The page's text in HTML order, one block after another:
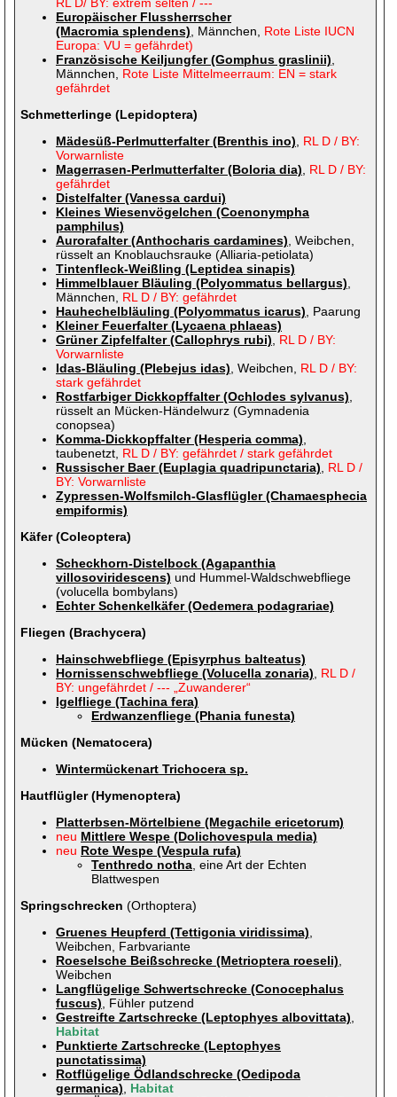
Europäischer Flussherrscher
(Macromia splendens) , Männchen, Rote Liste IUCN
Europa: VU = gefährdet)
Französische Keiljungfer (Gomphus graslinii)
Männchen, Rote Liste Mittelmeerraum: EN = stark
gefährdet
Schmetterlinge (Lepidoptera)
Mädesüß-Perlmutterfalter (Brenthis ino)
RL D / BY:
Vorwarnliste
Magerrasen-Perlmutterfalter (Boloria dia)
RL D / BY:
gefährdet
Distelfalter (Vanessa cardui)
Kleines Wiesenvögelchen (Coenonympha
pamphilus)
Aurorafalter (Anthocharis cardamines) , Weibchen,
rüsselt an Knoblauchsrauke (Alliaria-petiolata)
Tintenfleck-Weißling (Leptidea sinapis)
Himmelblauer Bläuling (Polyommatus bellargus)
Männchen, RL D / BY: gefährdet
Hauhechelbläuling (Polyommatus icarus) , Paarung
Kleiner Feuerfalter (Lycaena phlaeas)
Grüner Zipfelfalter (Callophrys rubi)
RL D / BY:
Vorwarnliste
Idas-Bläuling (Plebejus idas) , Weibchen, RL D / BY:
stark gefährdet
Rostfarbiger Dickkopffalter (Ochlodes sylvanus)
rüsselt an Mücken-Händelwurz (Gymnadenia
conopsea)
Komma-Dickkopffalter (Hesperia comma)
taubenetzt, RL D / BY: gefährdet / stark gefährdet
Russischer Baer (Euplagia quadripunctaria)
RL D /
BY: Vorwarnliste
Zypressen-Wolfsmilch-Glasflügler (Chamaesphecia
empiformis)
Käfer (Coleoptera)
Scheckhorn-Distelbock (Agapanthia
villosoviridescens) und Hummel-Waldschwebfliege
(volucella bombylans)
Echter Schenkelkäfer (Oedemera podagrariae)
Fliegen (Brachycera)
Hainschwebfliege (Episyrphus balteatus)
Hornissenschwebfliege (Volucella zonaria)
RL D /
BY: ungefährdet / --- „Zuwanderer“
Igelfliege (Tachina fera)
Erdwanzenfliege (Phania funesta)
Mücken (Nematocera)
Wintermückenart Trichocera sp.
Hautflügler (Hymenoptera)
Platterbsen-Mörtelbiene (Megachile ericetorum)
neu Mittlere Wespe (Dolichovespula media)
neu Rote Wespe (Vespula rufa)
Tenthredo notha , eine Art der Echten
Blattwespen
Springschrecken (Orthoptera)
Gruenes Heupferd (Tettigonia viridissima)
Weibchen, Farbvariante
Roeselsche Beißschrecke (Metrioptera roeseli)
Weibchen
Langflügelige Schwertschrecke (Conocephalus
fuscus) , Fühler putzend
Gestreifte Zartschrecke (Leptophyes albovittata)
Habitat
Punktierte Zartschrecke (Leptophyes
punctatissima)
Rotflügelige Ödlandschrecke (Oedipoda
germanica)
Habitat